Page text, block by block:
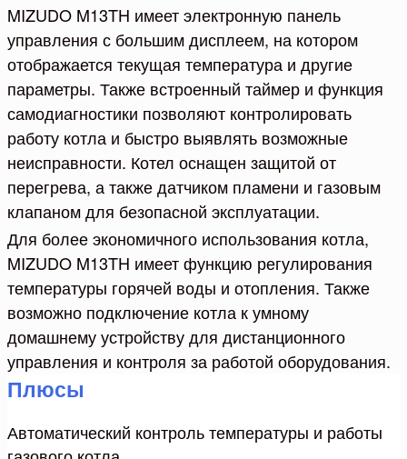
MIZUDO M13TH имеет электронную панель
управления с большим дисплеем, на котором
отображается текущая температура и другие
параметры. Также встроенный таймер и функция
самодиагностики позволяют контролировать
работу котла и быстро выявлять возможные
неисправности. Котел оснащен защитой от
перегрева, а также датчиком пламени и газовым
клапаном для безопасной эксплуатации.
Для более экономичного использования котла,
MIZUDO M13TH имеет функцию регулирования
температуры горячей воды и отопления. Также
возможно подключение котла к умному
домашнему устройству для дистанционного
управления и контроля за работой оборудования.
Плюсы
Автоматический контроль температуры и работы